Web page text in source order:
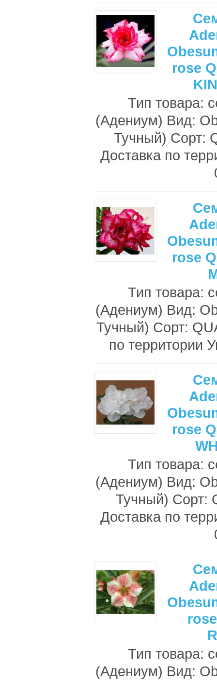
rose
Тип товара:
(Адениум) Вид:
Тучный) Сорт:
Доставка по
rose
Тип товара:
(Адениум) Вид:
Тучный) Сорт:
по территории
rose
Тип товара:
(Адениум) Вид:
Тучный) Сорт:
Доставка по
Тип товара:
(Адениум) Вид: